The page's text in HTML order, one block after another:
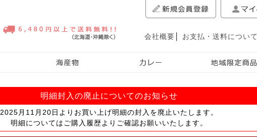
会社概要 お支払・送料について
明細封入の廃止についてのお知らせ
2025月11月20日よりお買い上げ明細の封入を廃止いたします。
明細についてはご購入履歴よりご確認お願いいたします。